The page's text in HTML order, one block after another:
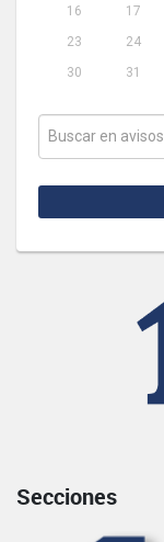
16
17
23
24
30
31
Secciones